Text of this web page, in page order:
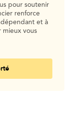
pour soutenir
renforce
et à
mieux vous